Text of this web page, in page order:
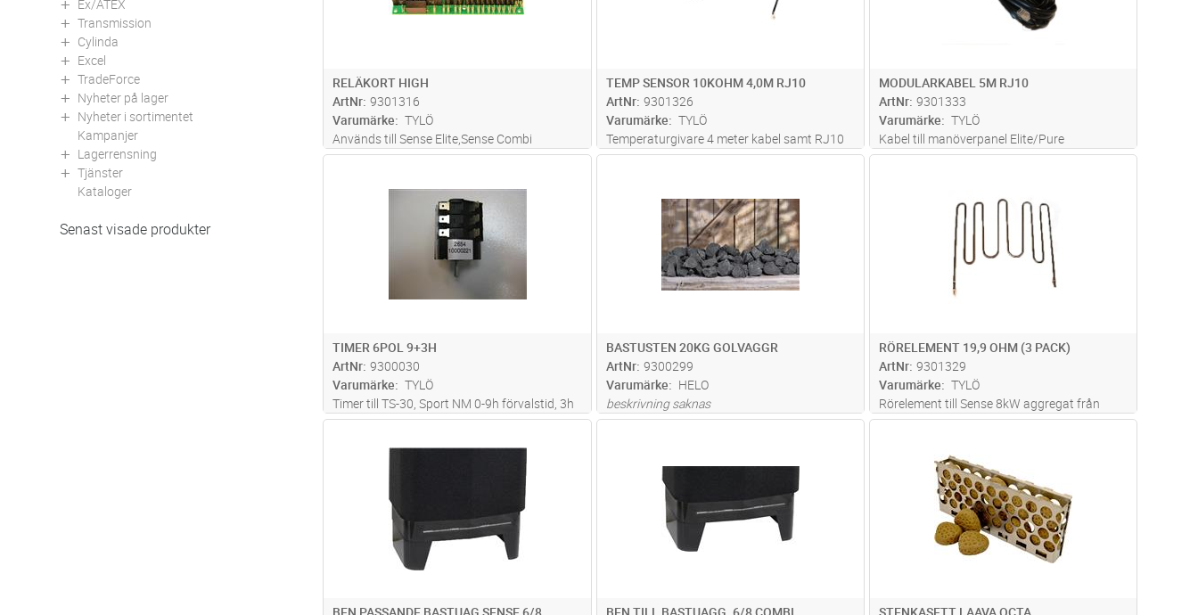
Ex/ATEX
Transmission
Cylinda
Excel
TradeForce
Nyheter på lager
Nyheter i sortimentet
Kampanjer
Lagerrensning
Tjänster
Kataloger
Senast visade produkter
RELÄKORT HIGH
ArtNr 9301316
Varumärke
TYLÖ
Används till Sense Elite,Sense Combi
Pure/Elite, RB Commercial/Commercial lite
SP5916324 PC-Board OLEA 103 i Helo
TEMP SENSOR 10KOHM 4,0M RJ10
ArtNr 9301326
Varumärke
TYLÖ
Temperaturgivare 4 meter kabel samt RJ10
kontakt. Till system som styrs av Elite/Pure
MODULARKABEL 5M RJ10
ArtNr 9301333
Varumärke
TYLÖ
Kabel till manöverpanel Elite/Pure
TIMER 6POL 9+3H
ArtNr 9300030
Varumärke
TYLÖ
Timer till TS-30, Sport NM 0-9h förvalstid, 3h
gångtid.
BASTUSTEN 20KG GOLVAGGR
ArtNr 9300299
Varumärke
HELO
beskrivning saknas
RÖRELEMENT 19,9 OHM (3 PACK)
ArtNr 9301329
Varumärke
TYLÖ
Rörelement till Sense 8kW aggregat från
2014, säljs i 3-pack.